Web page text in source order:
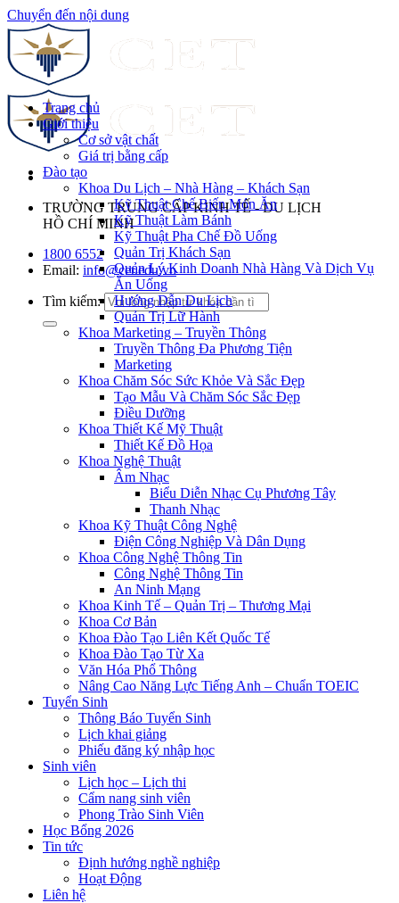
Chuyển đến nội dung
TRƯỜNG TRUNG CẤP KINH TẾ - DU LỊCH
HỒ CHÍ MINH
1800 6552
Email: info@cet.edu.vn
Tìm kiếm:
Trang chủ
Giới thiệu
Cơ sở vật chất
Giá trị bằng cấp
Đào tạo
Khoa Du Lịch – Nhà Hàng – Khách Sạn
Kỹ Thuật Chế Biến Món Ăn
Kỹ Thuật Làm Bánh
Kỹ Thuật Pha Chế Đồ Uống
Quản Trị Khách Sạn
Quản Lý Kinh Doanh Nhà Hàng Và Dịch Vụ
Ăn Uống
Hướng Dẫn Du Lịch
Quản Trị Lữ Hành
Khoa Marketing – Truyền Thông
Truyền Thông Đa Phương Tiện
Marketing
Khoa Chăm Sóc Sức Khỏe Và Sắc Đẹp
Tạo Mẫu Và Chăm Sóc Sắc Đẹp
Điều Dưỡng
Khoa Thiết Kế Mỹ Thuật
Thiết Kế Đồ Họa
Khoa Nghệ Thuật
Âm Nhạc
Biểu Diễn Nhạc Cụ Phương Tây
Thanh Nhạc
Khoa Kỹ Thuật Công Nghệ
Điện Công Nghiệp Và Dân Dụng
Khoa Công Nghệ Thông Tin
Công Nghệ Thông Tin
An Ninh Mạng
Khoa Kinh Tế – Quản Trị – Thương Mại
Khoa Cơ Bản
Khoa Đào Tạo Liên Kết Quốc Tế
Khoa Đào Tạo Từ Xa
Văn Hóa Phổ Thông
Nâng Cao Năng Lực Tiếng Anh – Chuẩn TOEIC
Tuyển Sinh
Thông Báo Tuyển Sinh
Lịch khai giảng
Phiếu đăng ký nhập học
Sinh viên
Lịch học – Lịch thi
Cẩm nang sinh viên
Phong Trào Sinh Viên
Học Bổng 2026
Tin tức
Định hướng nghề nghiệp
Hoạt Động
Liên hệ